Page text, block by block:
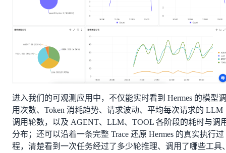
进入我们的可观测应用中，不仅能实时看到 Hermes 的模型调
用次数、Token 消耗趋势、请求波动、平均每次请求的 LLM
调用轮数，以及 AGENT、LLM、TOOL 各阶段的耗时与调
分布；还可以沿着一条完整 Trace 还原 Hermes 的真实执行过
程，清楚看到一次任务经过了多少轮推理、调用了哪些工具